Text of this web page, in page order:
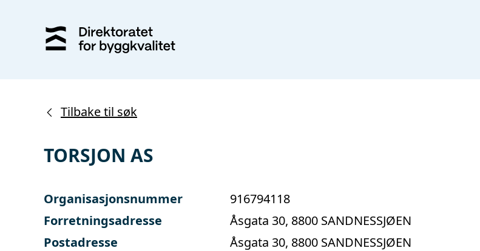
Tilbake til søk
TORSJON AS
Organisasjonsnummer
916794118
Forretningsadresse
Åsgata 30, 8800 SANDNESSJØEN
Postadresse
Åsgata 30, 8800 SANDNESSJØEN